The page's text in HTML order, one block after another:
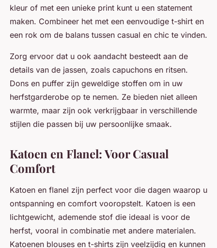
kleur of met een unieke print kunt u een statement
maken. Combineer het met een eenvoudige t-shirt en
een rok om de balans tussen casual en chic te vinden.
Zorg ervoor dat u ook aandacht besteedt aan de
details van de jassen, zoals capuchons en ritsen.
Dons en puffer zijn geweldige stoffen om in uw
herfstgarderobe op te nemen. Ze bieden niet alleen
warmte, maar zijn ook verkrijgbaar in verschillende
stijlen die passen bij uw persoonlijke smaak.
Katoen en Flanel: Voor Casual
Comfort
Katoen en flanel zijn perfect voor die dagen waarop u
ontspanning en comfort vooropstelt. Katoen is een
lichtgewicht, ademende stof die ideaal is voor de
herfst, vooral in combinatie met andere materialen.
Katoenen blouses en t-shirts zijn veelzijdig en kunnen